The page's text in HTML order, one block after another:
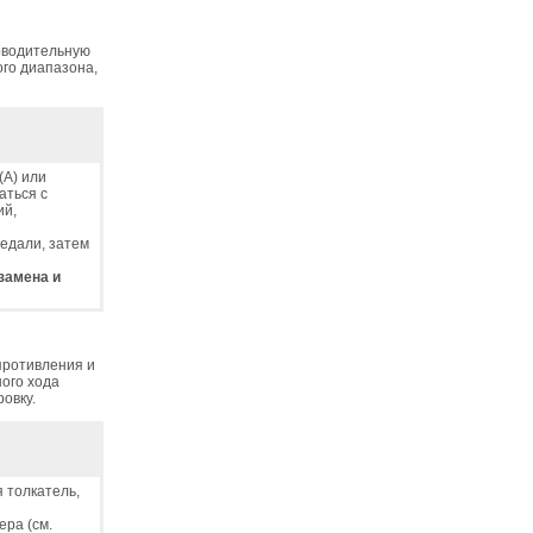
диапазона,
или
с
затем
и
и
хода
толкатель,
(см.